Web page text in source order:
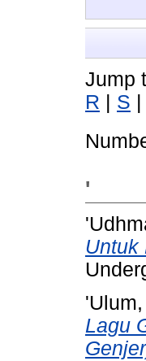
Jump
R | S |
'
Untuk
Lagu